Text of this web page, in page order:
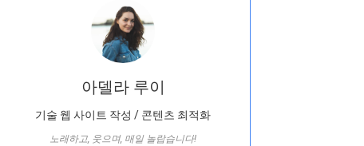
아델라 루이
기술 웹 사이트 작성 / 콘텐츠 최적화
노래하고, 웃으며, 매일 놀랍습니다!